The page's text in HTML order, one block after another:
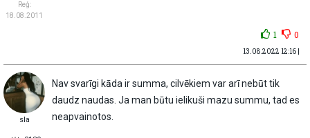
Reģ:
18.08.2011
1 0
13.08.2022 12:16 |
sla
Nav svarīgi kāda ir summa, cilvēkiem var arī nebūt tik
daudz naudas. Ja man būtu ielikuši mazu summu, tad es
neapvainotos.